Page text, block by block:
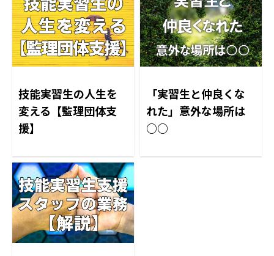
技能実習生の人生を
変える【監理団体支
援】
「実習生と仲良くな
れた」意外な場所は
○○